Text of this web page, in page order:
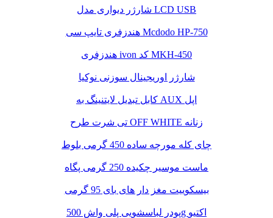
شارژر دیواری مدل LCD USB
هندزفری تایپ سی Mcdodo HP-750
هندزفری ivon کد MKH-450
شارژر اوریجینال سوزنی نوکیا
کابل تبدیل لایتنینگ به AUX اپل
تی شرت طرح OFF WHITE زنانه
چای کله مورچه ساده 450 گرمی بلوط
ماست موسیر چکیده 250 گرمی پگاه
بیسکوییت مغز دار های بای 95 گرمی
پودر لباسشویی پلی واش 500g اکتیو